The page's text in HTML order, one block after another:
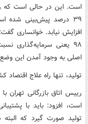
۳۹ درصد پیش‌بینی شده
افزایش نیابد. خوانساری
۹۸ یعنی سرمایه‌گذاری
اصلی به وجود آمدن این
تولید، تنها راه علاج اقتصاد
رییس اتاق بازرگانی تهران
است، افزود: باید با
تولید صورت گیرد که